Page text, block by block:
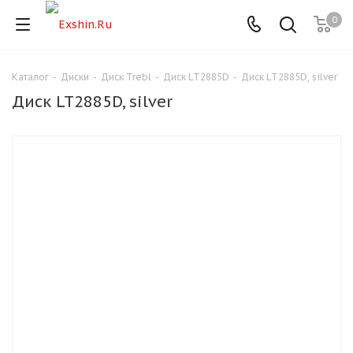
0
Каталог - Диски - Диск Trebl - Диск LT2885D - Диск LT2885D, silver
Диск LT2885D, silver
Для клиентов всех банков